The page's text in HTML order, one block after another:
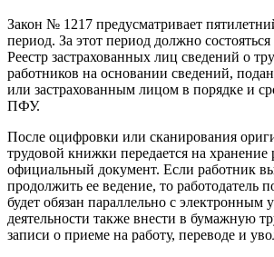
Закон № 1217 предусматривает
период. За этот период должно
Реестр застрахованных лиц сведений о
работников на основании сведений,
или застрахованным лицом в порядке и
ПФУ.
После оцифровки или сканирования
трудовой книжки передается на хранение
официальный документ. Если работник
продолжить ее ведение, то работодатель
будет обязан параллельно с электронным
деятельности также внести в бумажную
записи о приеме на работу, переводе и